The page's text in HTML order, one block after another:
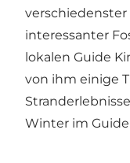
verschiedenster
interessanter
lokalen Guide
von ihm einige
Winter im